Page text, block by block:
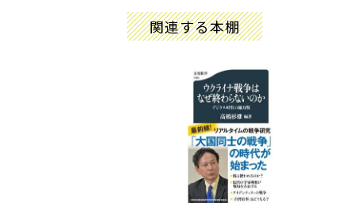
関連する本棚